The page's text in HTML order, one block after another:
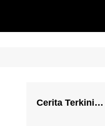
Jambore Gambar 2020
Cerita Terkini…